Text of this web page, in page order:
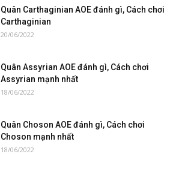
Quân Carthaginian AOE đánh gì, Cách chơi
Carthaginian
20/06/2022
Quân Assyrian AOE đánh gì, Cách chơi
Assyrian mạnh nhất
18/06/2022
Quân Choson AOE đánh gì, Cách chơi
Choson mạnh nhất
18/06/2022